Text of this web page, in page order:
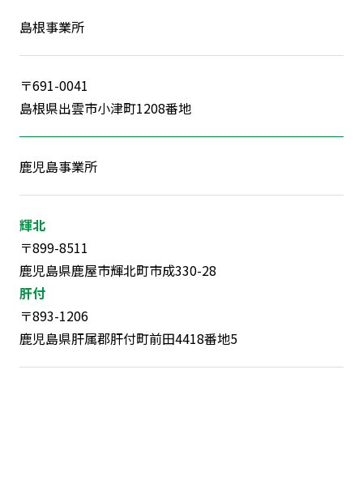
島根事業所
〒691-0041
島根県出雲市小津町1208番地
鹿児島事業所
輝北
〒899-8511
鹿児島県鹿屋市輝北町市成330-28
肝付
〒893-1206
鹿児島県肝属郡肝付町前田4418番地5